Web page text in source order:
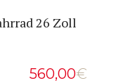
26 Zoll
560,00€